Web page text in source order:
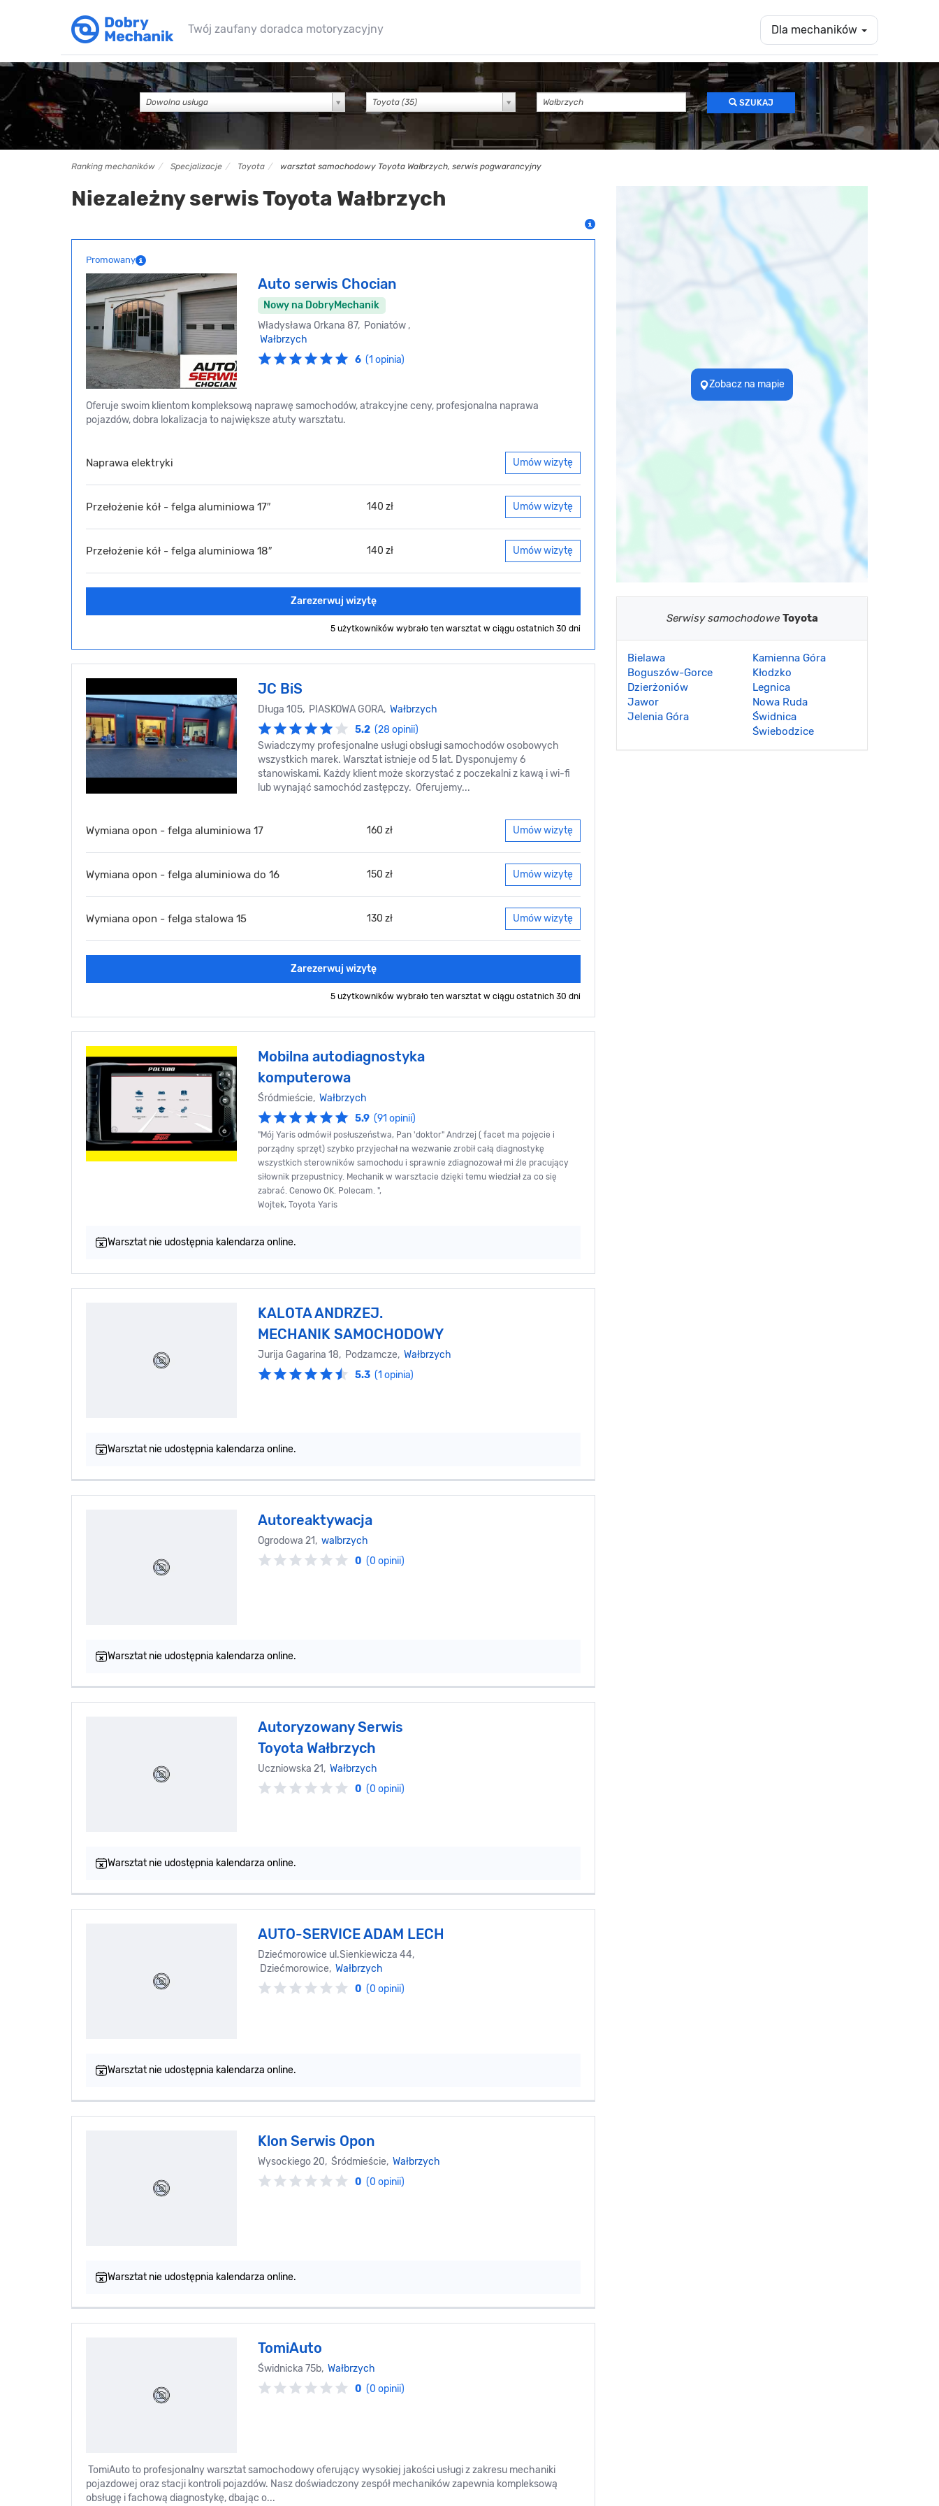
Twój zaufany doradca motoryzacyjny Dla mechaników
Dowolna usługa Toyota (35) SZUKAJ
Ranking mechaników Specjalizacje Toyota warsztat samochodowy Toyota Wałbrzych, serwis pogwarancyjny
Niezależny serwis Toyota Wałbrzych
Promowany
Auto serwis Chocian
Nowy na DobryMechanik
Władysława Orkana 87, Poniatów ,
Wałbrzych
6 (1 opinia)
Oferuje swoim klientom kompleksową naprawę samochodów, atrakcyjne ceny, profesjonalna naprawa
pojazdów, dobra lokalizacja to największe atuty warsztatu.
Naprawa elektryki Umów wizytę
Przełożenie kół - felga aluminiowa 17″ 140 zł Umów wizytę
Przełożenie kół - felga aluminiowa 18″ 140 zł Umów wizytę
Zarezerwuj wizytę
5 użytkowników wybrało ten warsztat w ciągu ostatnich 30 dni
JC BiS
Długa 105, PIASKOWA GORA, Wałbrzych
5.2 (28 opinii)
Swiadczymy profesjonalne usługi obsługi samochodów osobowych
wszystkich marek. Warsztat istnieje od 5 lat. Dysponujemy 6
stanowiskami. Każdy klient może skorzystać z poczekalni z kawą i wi-fi
lub wynająć samochód zastępczy. Oferujemy...
Wymiana opon - felga aluminiowa 17 160 zł Umów wizytę
Wymiana opon - felga aluminiowa do 16 150 zł Umów wizytę
Wymiana opon - felga stalowa 15 130 zł Umów wizytę
Zarezerwuj wizytę
5 użytkowników wybrało ten warsztat w ciągu ostatnich 30 dni
Mobilna autodiagnostyka
komputerowa
Śródmieście, Wałbrzych
5.9 (91 opinii)
"Mój Yaris odmówił posłuszeństwa, Pan 'doktor" Andrzej ( facet ma pojęcie i
porządny sprzęt) szybko przyjechał na wezwanie zrobił całą diagnostykę
wszystkich sterowników samochodu i sprawnie zdiagnozował mi źle pracujący
siłownik przepustnicy. Mechanik w warsztacie dzięki temu wiedział za co się
zabrać. Cenowo OK. Polecam. ",
Wojtek, Toyota Yaris
Warsztat nie udostępnia kalendarza online.
KALOTA ANDRZEJ.
MECHANIK SAMOCHODOWY
Jurija Gagarina 18, Podzamcze, Wałbrzych
5.3 (1 opinia)
Warsztat nie udostępnia kalendarza online.
Autoreaktywacja
Ogrodowa 21, walbrzych
0 (0 opinii)
Warsztat nie udostępnia kalendarza online.
Autoryzowany Serwis
Toyota Wałbrzych
Uczniowska 21, Wałbrzych
0 (0 opinii)
Warsztat nie udostępnia kalendarza online.
AUTO-SERVICE ADAM LECH
Dziećmorowice ul.Sienkiewicza 44,
Dziećmorowice, Wałbrzych
0 (0 opinii)
Warsztat nie udostępnia kalendarza online.
Klon Serwis Opon
Wysockiego 20, Śródmieście, Wałbrzych
0 (0 opinii)
Warsztat nie udostępnia kalendarza online.
TomiAuto
Świdnicka 75b, Wałbrzych
0 (0 opinii)
TomiAuto to profesjonalny warsztat samochodowy oferujący wysokiej jakości usługi z zakresu mechaniki
pojazdowej oraz stacji kontroli pojazdów. Nasz doświadczony zespół mechaników zapewnia kompleksową
obsługę i fachową diagnostykę, dbając o...
Zobacz na mapie
Serwisy samochodowe Toyota
Bielawa
Boguszów-Gorce
Dzierżoniów
Jawor
Jelenia Góra
Kamienna Góra
Kłodzko
Legnica
Nowa Ruda
Świdnica
Świebodzice